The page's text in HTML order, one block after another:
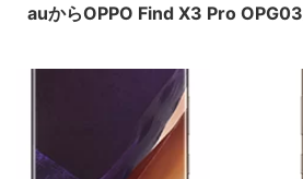
auからOPPO Find X3 Pro